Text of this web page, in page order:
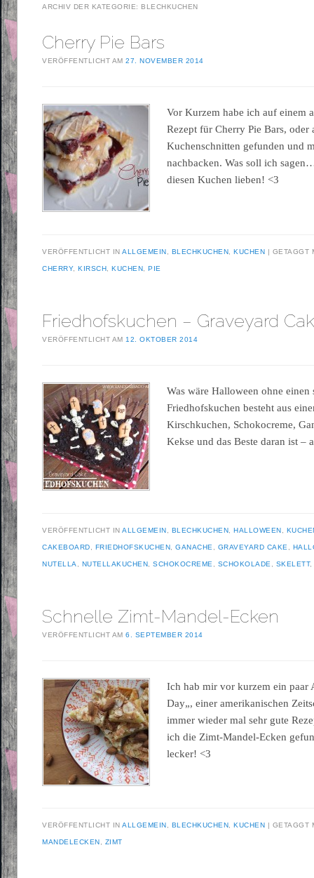
ARCHIV DER KATEGORIE: BLECHKUCHEN
Cherry Pie Bars
VERÖFFENTLICHT AM27. NOVEMBER 2014
Vor Kurzem habe ich auf einem
Rezept für Cherry Pie Bars, oder
Kuchenschnitten gefunden und
nachbacken. Was soll ich
diesen Kuchen lieben! <3
VERÖFFENTLICHT INALLGEMEIN BLECHKUCHEN ,KUCHEN GETAGGT
CHERRY,KIRSCH ,KUCHEN ,PIE
Friedhofskuchen – Graveyard
VERÖFFENTLICHT AM 12. OKTOBER 2014
Was wäre Halloween ohne
Friedhofskuchen besteht aus
Kirschkuchen, Schokocreme,
Kekse und das Beste daran ist –
VERÖFFENTLICHT INALLGEMEIN BLECHKUCHEN ,HALLOWEEN
CAKEBOARD FRIEDHOFSKUCHEN ,GANACHE GRAVEYARD CAKE
NUTELLA NUTELLAKUCHEN ,SCHOKOCREME SCHOKOLADE SKELETT
Schnelle Zimt-Mandel-Ecken
VERÖFFENTLICHT AM6. SEPTEMBER 2014
Ich hab mir vor kurzem ein paar
Day„, einer amerikanischen
immer wieder mal sehr gute
ich die Zimt-Mandel-Ecken
lecker! <3
VERÖFFENTLICHT INALLGEMEIN , BLECHKUCHEN, KUCHEN GETAGGT
MANDELECKEN , ZIMT